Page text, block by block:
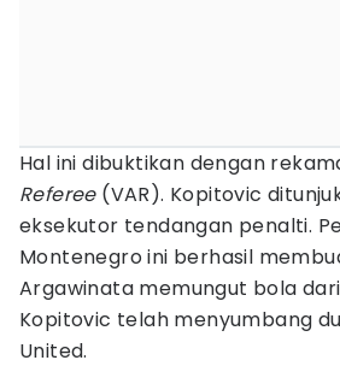
Hal ini dibuktikan dengan
Referee(VAR). Kopitovic
eksekutor tendangan penalti.
Montenegro ini berhasil
Argawinata memungut bola
Kopitovic telah menyumbang
United.